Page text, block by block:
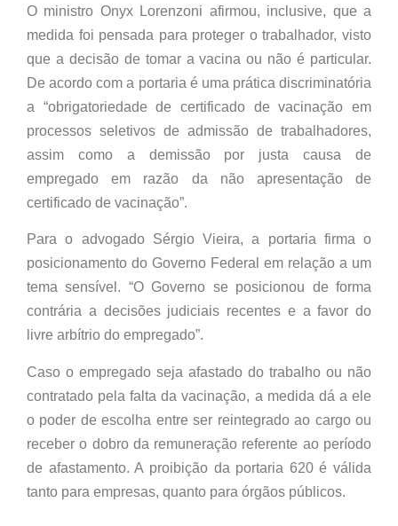
O ministro Onyx Lorenzoni afirmou, inclusive, que a
medida foi pensada para proteger o trabalhador, visto
que a decisão de tomar a vacina ou não é particular.
De acordo com a portaria é uma prática discriminatória
a “obrigatoriedade de certificado de vacinação em
processos seletivos de admissão de trabalhadores,
assim como a demissão por justa causa de
empregado em razão da não apresentação de
certificado de vacinação”.
Para o advogado Sérgio Vieira, a portaria firma o
posicionamento do Governo Federal em relação a um
tema sensível. “O Governo se posicionou de forma
contrária a decisões judiciais recentes e a favor do
livre arbítrio do empregado”.
Caso o empregado seja afastado do trabalho ou não
contratado pela falta da vacinação, a medida dá a ele
o poder de escolha entre ser reintegrado ao cargo ou
receber o dobro da remuneração referente ao período
de afastamento. A proibição da portaria 620 é válida
tanto para empresas, quanto para órgãos públicos.